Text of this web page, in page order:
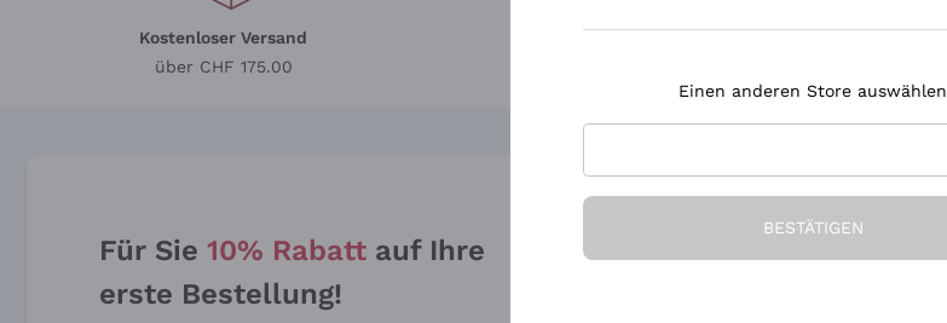
Kostenloser Versand
über CHF 175.00
Für Sie 10% Rabatt auf Ihre
erste Bestellung!
Die Firma
Einen anderen Store auswählen
BESTÄTIGEN